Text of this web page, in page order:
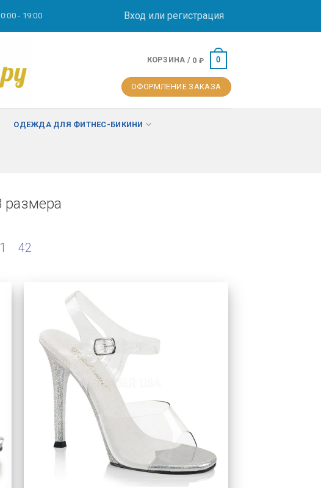
- 19:00 Вход или регистрация
КОРЗИНА / 0 ₽ 0
ОФОРМЛЕНИЕ ЗАКАЗА
ОДЕЖДА ДЛЯ ФИТНЕС-БИКИНИ
размера
42